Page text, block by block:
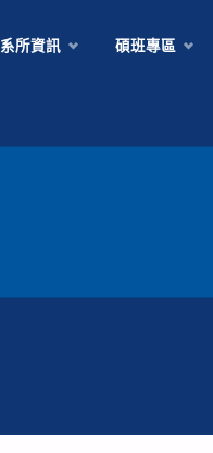
系所資訊 碩班專區